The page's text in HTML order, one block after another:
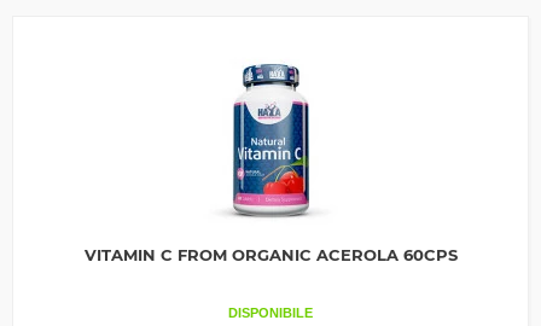
VITAMIN C FROM ORGANIC ACEROLA 60CPS
DISPONIBILE